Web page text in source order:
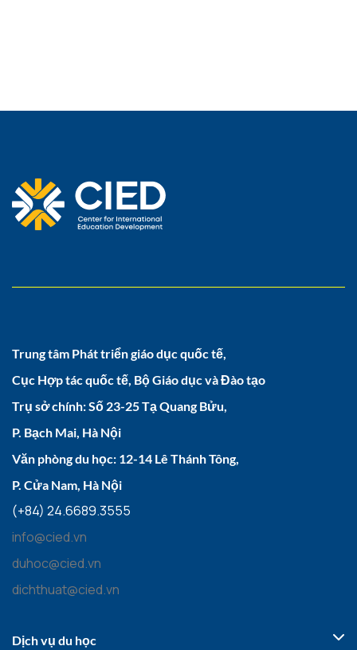
Trung tâm Phát triển giáo dục quốc tế,
Cục Hợp tác quốc tế, Bộ Giáo dục và Đào tạo
Trụ sở chính: Số 23-25 Tạ Quang Bửu,
P. Bạch Mai, Hà Nội
Văn phòng du học: 12-14 Lê Thánh Tông,
P. Cửa Nam, Hà Nội
(+84) 24.6689.3555
info@cied.vn
duhoc@cied.vn
dichthuat@cied.vn
Dịch vụ du học